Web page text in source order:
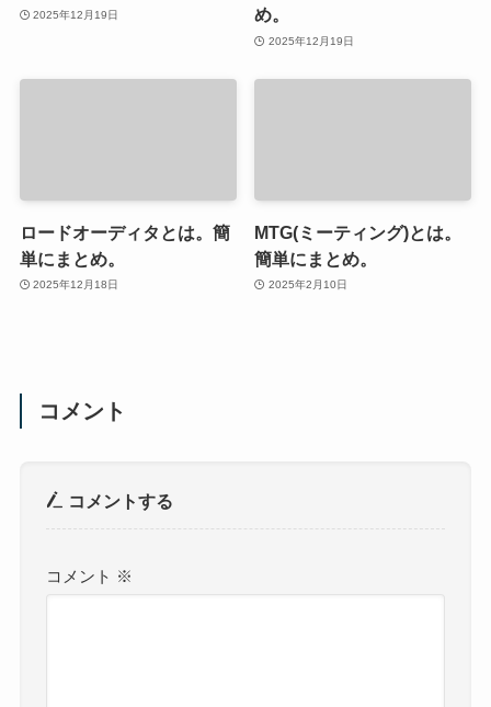
2025年12月19日
め。
2025年12月19日
ロードオーディタとは。簡
単にまとめ。
2025年12月18日
MTG(ミーティング)とは。
簡単にまとめ。
2025年2月10日
コメント
コメントする
コメント ※